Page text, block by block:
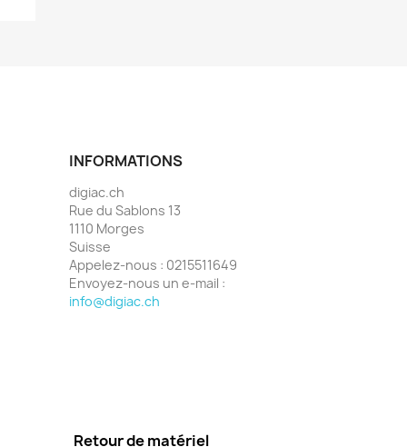
INFORMATIONS
digiac.ch
Rue du Sablons 13
1110 Morges
Suisse
Appelez-nous : 0215511649
Envoyez-nous un e-mail :
info@digiac.ch
Retour de matériel